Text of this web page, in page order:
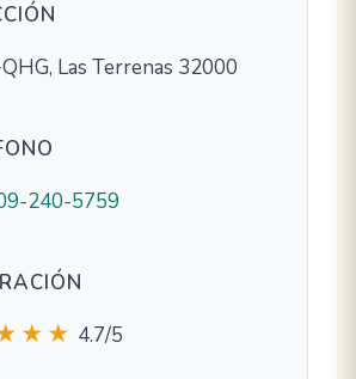
Las Terrenas 32000
240-5759
4.7/5